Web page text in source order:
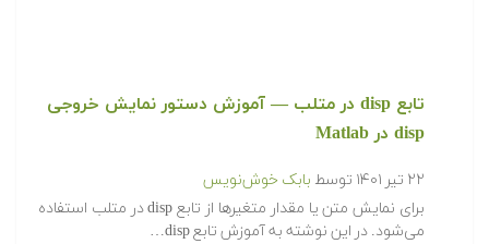
تابع disp در متلب — آموزش دستور نمایش خروجی
disp در Matlab
۲۲ تیر ۱۴۰۱ توسط بابک خوش‌نویس
برای نمایش متن یا مقدار متغیرها از تابع disp در متلب استفاده
می‌شود. در این نوشته به آموزش تابع disp…